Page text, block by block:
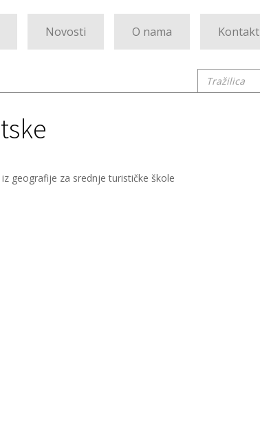
Novosti O nama Kontakt
Tražilica
iz geografije za srednje turističke škole